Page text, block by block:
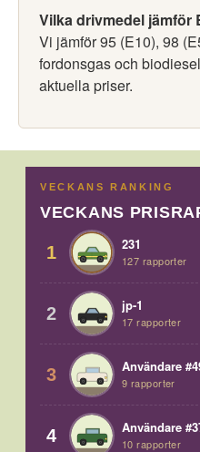
Vilka drivmedel jämför
Vi jämför 95 (E10), 98
fordonsgas och
aktuella priser.
VECKANS RANKING
VECKANS
1 231
127 rapporter
2 jp-1
17 rapporter
3 Användare
9 rapporter
4 Användare
10 rapporter